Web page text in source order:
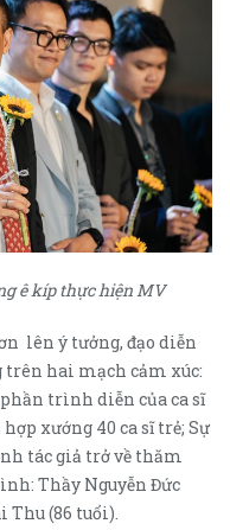
ê kíp thực hiện MV
lên ý tưởng, đạo diễn
trên hai mạch cảm xúc:
trình diễn của ca sĩ
xướng 40 ca sĩ trẻ; Sự
tác giả trở về thăm
Thầy Nguyễn Đức
Thu (86 tuổi).